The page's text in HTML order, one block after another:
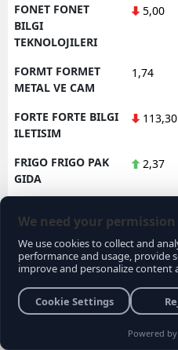
FONET FONET
BILGI
TEKNOLOJILERI
5,00
FORMT FORMET
METAL VE CAM
1,74
FORTE FORTE BILGI
ILETISIM
113,30
FRIGO FRIGO PAK
GIDA
2,37
PLASTIK VE METAL
FROTO FORD
OTOSAN
78,10
FZLGY FUZUL
GMYO
10,36